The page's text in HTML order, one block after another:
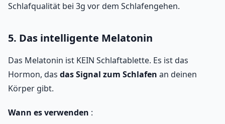
Schlafqualität bei 3g vor dem Schlafengehen.
5. Das intelligente Melatonin
Das Melatonin ist KEIN Schlaftablette. Es ist das
Hormon, das das Signal zum Schlafen an deinen
Körper gibt.
Wann es verwenden :